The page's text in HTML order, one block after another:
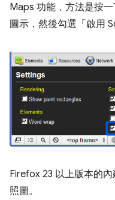
Maps 功能，方法是按
圖示，然後勾選「啟用
Firefox 23 以上版本的
照圖。